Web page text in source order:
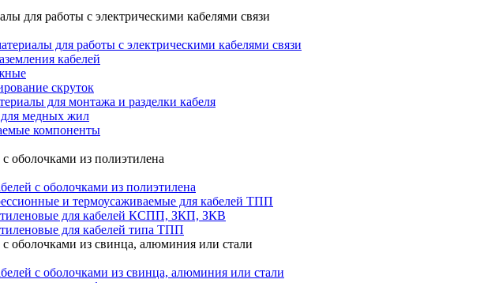
для работы с электрическими кабелями связи
для работы с электрическими кабелями связи
кабелей
скруток
для монтажа и разделки кабеля
медных жил
компоненты
оболочками из полиэтилена
с оболочками из полиэтилена
и термоусаживаемые для кабелей ТПП
для кабелей КСПП, ЗКП, ЗКВ
для кабелей типа ТПП
оболочками из свинца, алюминия или стали
с оболочками из свинца, алюминия или стали